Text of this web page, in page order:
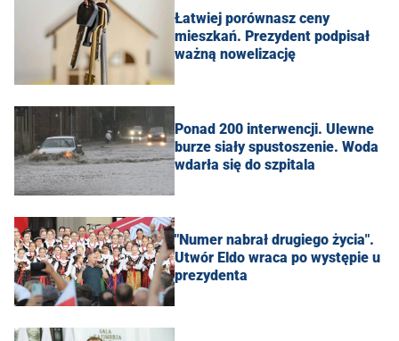
Łatwiej porównasz ceny
mieszkań. Prezydent podpisał
ważną nowelizację
Ponad 200 interwencji. Ulewne
burze siały spustoszenie. Woda
wdarła się do szpitala
"Numer nabrał drugiego życia".
Utwór Eldo wraca po występie u
prezydenta